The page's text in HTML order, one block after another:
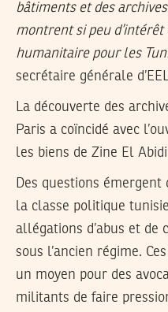
bâtiments et des
montrent si peu d’intérêt
humanitaire pour les
secrétaire générale
La découverte des
Paris a coïncidé avec
les biens de Zine El
Des questions
la classe politique
allégations d’abus et de
sous l’ancien régime.
un moyen pour des
militants de faire